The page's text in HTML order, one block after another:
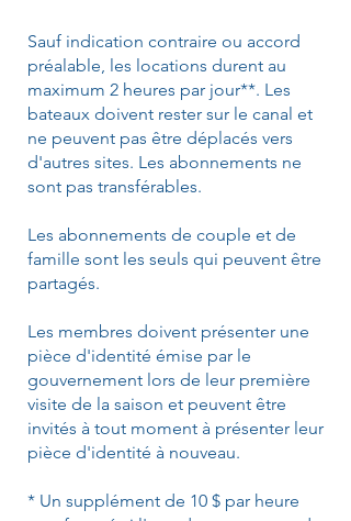
Sauf indication contraire ou accord
préalable, les locations durent au
maximum 2 heures par jour**. Les
bateaux doivent rester sur le canal et
ne peuvent pas être déplacés vers
d'autres sites. Les abonnements ne
sont pas transférables.
Les abonnements de couple et de
famille sont les seuls qui peuvent être
partagés.
Les membres doivent présenter une
pièce d'identité émise par le
gouvernement lors de leur première
visite de la saison et peuvent être
invités à tout moment à présenter leur
pièce d'identité à nouveau.
* Un supplément de 10 $ par heure